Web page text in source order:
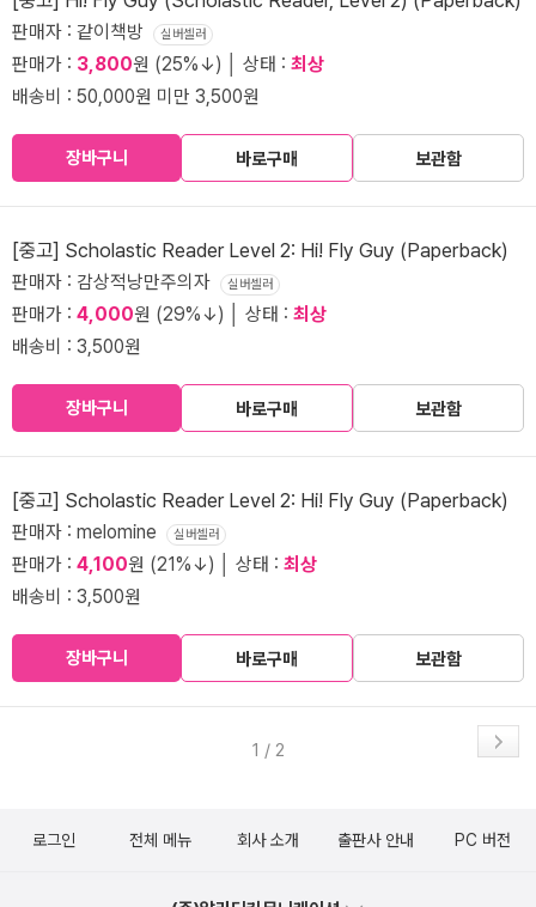
판매자 : 같이책방 실버셀러
판매가 : 3,800원 (25%↓) │ 상태 : 최상
배송비 : 50,000원 미만 3,500원
장바구니 바로구매 보관함
[중고] Scholastic Reader Level 2: Hi! Fly Guy (Paperback)
판매자 : 감상적낭만주의자 실버셀러
판매가 : 4,000원 (29%↓) │ 상태 : 최상
배송비 : 3,500원
장바구니 바로구매 보관함
[중고] Scholastic Reader Level 2: Hi! Fly Guy (Paperback)
판매자 : melomine 실버셀러
판매가 : 4,100원 (21%↓) │ 상태 : 최상
배송비 : 3,500원
장바구니 바로구매 보관함
1 / 2
로그인 전체 메뉴 회사 소개 출판사 안내 PC 버전